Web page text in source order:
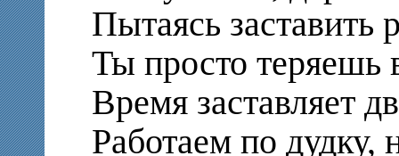
Пытаясь заставить
Ты просто теряешь
Время заставляет
Работаем по дудку,